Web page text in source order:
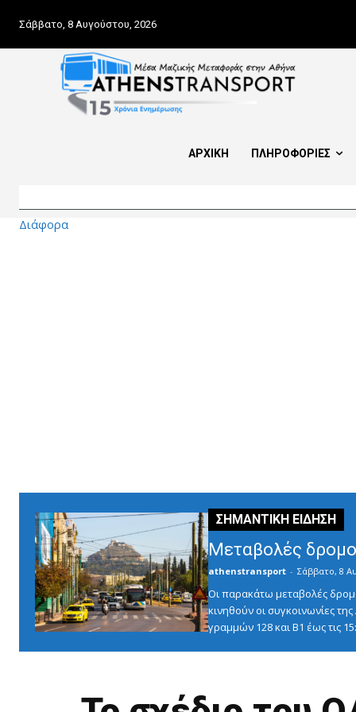
Σάββατο, 8 Αυγούστου, 2026
ΑΡΧΙΚΗ ΠΛΗΡΟΦΟΡΙΕΣ
Διάφορα
Μεταβολές
athenstransport - Σάββατο, 8
Οι παρακάτω μεταβολές
κινηθούν οι συγκοινωνίες
γραμμών 128 και Β1 έως τις